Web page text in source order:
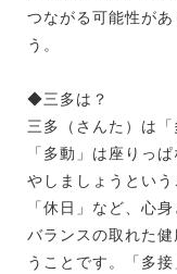
つながる可能性が
う。
◆三多は？
三多（さんた）は
「多動」は座りっ
やしましょうという
「休日」など、心
バランスの取れた
うことです。「多